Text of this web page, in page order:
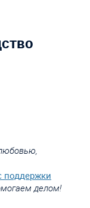
поддержки
делом!